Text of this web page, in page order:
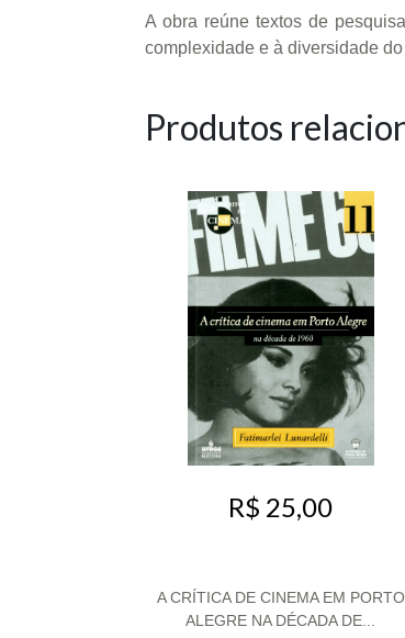
A obra reúne textos de
complexidade e à diversidade
Produtos
R$ 25,00
A CRÍTICA DE CINEMA EM PORTO
ALEGRE NA DÉCADA DE...